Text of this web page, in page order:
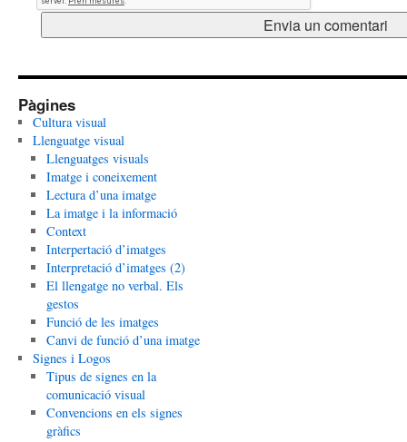
Pàgines
Cultura visual
Llenguatge visual
Llenguatges visuals
Imatge i coneixement
Lectura d’una imatge
La imatge i la informació
Context
Interpertació d’imatges
Interpretació d’imatges (2)
El llengatge no verbal. Els
gestos
Funció de les imatges
Canvi de funció d’una imatge
Signes i Logos
Tipus de signes en la
comunicació visual
Convencions en els signes
gràfics